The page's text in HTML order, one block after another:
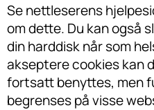
Se nettleserens
om dette. Du kan også
din harddisk når som
akseptere cookies kan
fortsatt benyttes, men
begrenses på visse